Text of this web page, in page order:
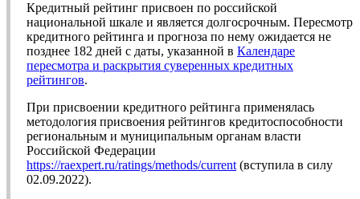
Кредитный рейтинг присвоен по российской
национальной шкале и является долгосрочным. Пересмотр
кредитного рейтинга и прогноза по нему ожидается не
позднее 182 дней с даты, указанной в Календаре
пересмотра и раскрытия суверенных кредитных
рейтингов.
При присвоении кредитного рейтинга применялась
методология присвоения рейтингов кредитоспособности
региональным и муниципальным органам власти
Российской Федерации
https://raexpert.ru/ratings/methods/current (вступила в силу
02.09.2022).